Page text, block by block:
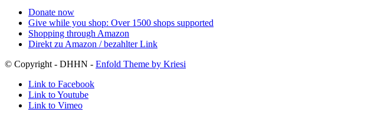
Donate now
Give while you shop: Over 1500 shops supported
Shopping through Amazon
Direkt zu Amazon / bezahlter Link
© Copyright - DHHN - Enfold Theme by Kriesi
Link to Facebook
Link to Youtube
Link to Vimeo